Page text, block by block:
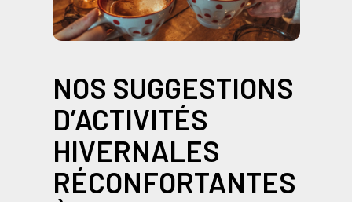
NOS SUGGESTIONS
D’ACTIVITÉS
HIVERNALES
RÉCONFORTANTES